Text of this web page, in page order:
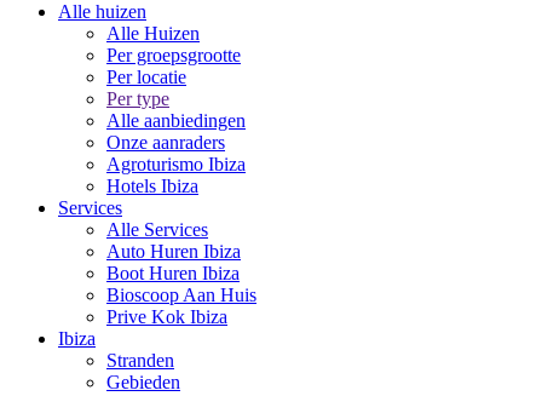
Alle huizen
Alle Huizen
Per groepsgrootte
Per locatie
Per type
Alle aanbiedingen
Onze aanraders
Agroturismo Ibiza
Hotels Ibiza
Services
Alle Services
Auto Huren Ibiza
Boot Huren Ibiza
Bioscoop Aan Huis
Prive Kok Ibiza
Ibiza
Stranden
Gebieden